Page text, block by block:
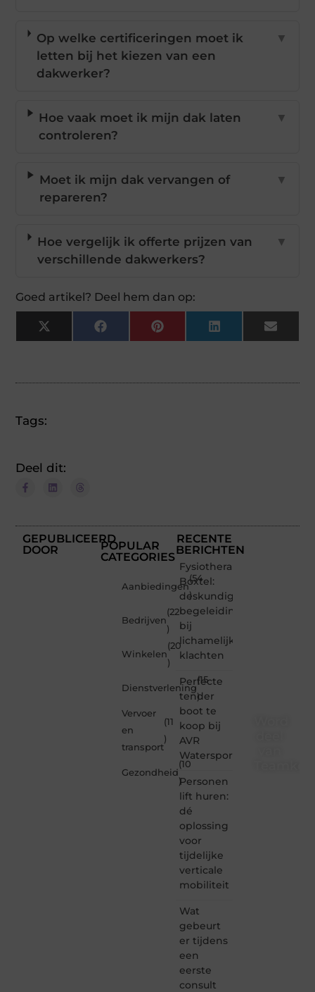
Op welke certificeringen moet ik
letten bij het kiezen van een
dakwerker?
▼
Hoe vaak moet ik mijn dak laten
controleren?
▼
Moet ik mijn dak vervangen of
repareren?
▼
Hoe vergelijk ik offerte prijzen van
verschillende dakwerkers?
▼
Goed artikel? Deel hem dan op:
X
(Twitter)
FacebookPinterestLinkedInEmail
Tags:
Deel dit:
GEPUBLICEERD
DOOR
POPULAR
CATEGORIES
Aanbiedingen
(54
)
Bedrijven
(22
)
Winkelen
(20
)
Dienstverlening
(15
)
Vervoer
en
transport
(11
)
Gezondheid
(10
)
RECENTE
BERICHTEN
Fysiotherapie
Boxtel:
deskundige
begeleiding
bij
lichamelijke
klachten
Perfecte
tender
boot te
koop bij
AVR
Watersport
Personen
lift huren:
dé
oplossing
voor
tijdelijke
verticale
mobiliteit
Wat
gebeurt
er tijdens
een
eerste
consult